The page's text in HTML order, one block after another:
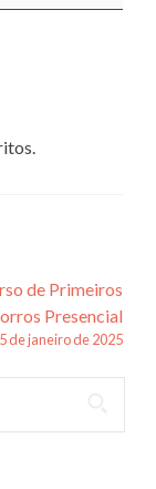
de Primeiros
Presencial
de janeiro de 2025